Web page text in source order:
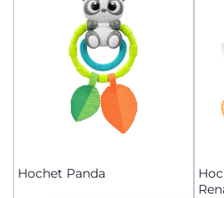
Hochet Panda